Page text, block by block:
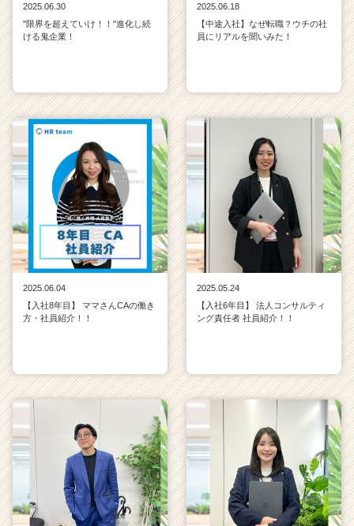
2025.06.30
"限界を超えていけ！！"進化し続
ける鬼企業！
2025.06.18
【中途入社】なぜ転職？ウチの社
員にリアルを聞いみた！
2025.06.04
【入社8年目】 ママさんCAの働き
方・社員紹介！！
2025.05.24
【入社6年目】 法人コンサルティ
ング責任者 社員紹介！！